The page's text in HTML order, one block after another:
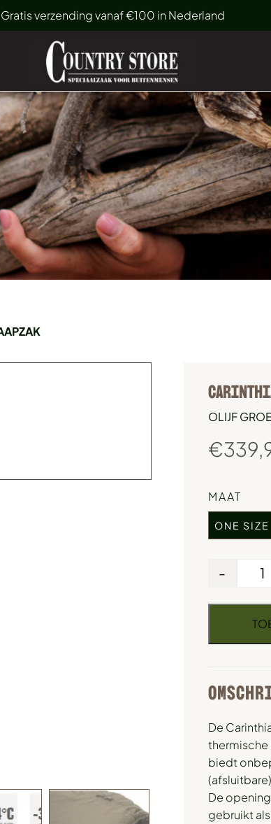
Gratis verzending vanaf €100 in Nederland
OLIJF
€
MAAT
ONE SIZE
-
De
thermische
biedt
De
gebruikt